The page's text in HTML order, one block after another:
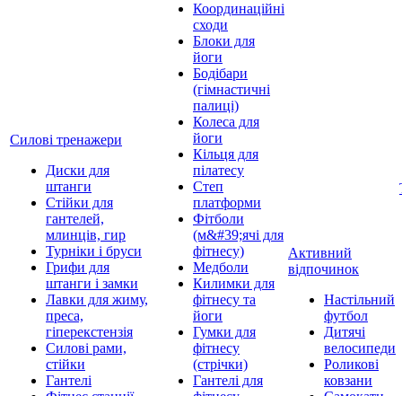
Силові тренажери
Диски для
штанги
Стійки для
гантелей,
млинців, гир
Турніки і бруси
Грифи для
штанги і замки
Лавки для жиму,
преса,
гіперекстензія
Силові рами,
стійки
Гантелі
Координаційні
сходи
Блоки для
йоги
Бодібари
(гімнастичні
палиці)
Колеса для
йоги
Кільця для
пілатесу
Степ
платформи
Фітболи
(м&#39;ячі для
фітнесу)
Медболи
Килимки для
фітнесу та
йоги
Гумки для
фітнесу
(стрічки)
Гантелі для
Активний
відпочинок
Настільний
футбол
Дитячі
велосипеди
Роликові
ковзани